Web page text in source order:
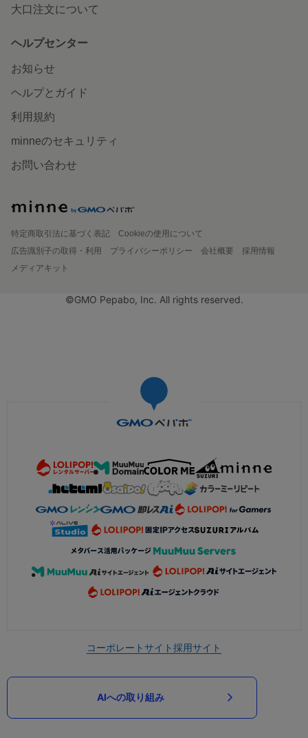
大口注文について
ヘルプセンター
お知らせ
ヘルプとガイド
利用規約
minneのセキュリティ
お問い合わせ
特定商取引法に基づく表記
Cookieの使用について
広告識別子の取得・利用
プライバシーポリシー 会社概要
採用情報
メディアキット
©GMO Pepabo, Inc. All rights reserved.
コーポレートサイト採用サイト
AIへの取り組み